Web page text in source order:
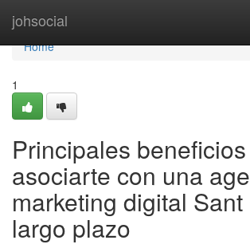
johsocial
Home
Home
1
Principales
asociarte con una
marketing digital
largo plazo